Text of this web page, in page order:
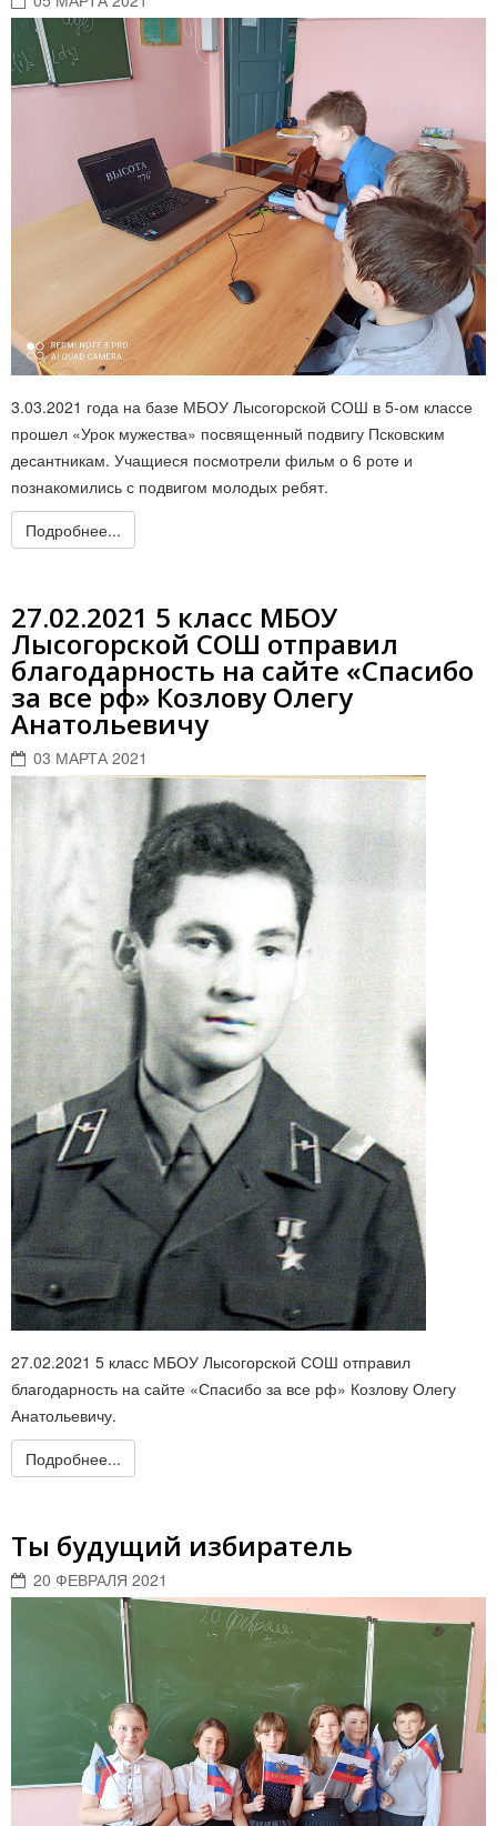
3.03.2021 года на базе МБОУ Лысогорской СОШ в 5-ом классе
прошел «Урок мужества» посвященный подвигу Псковским
десантникам. Учащиеся посмотрели фильм о 6 роте и
познакомились с подвигом молодых ребят.
Подробнее...
27.02.2021 5 класс МБОУ
Лысогорской СОШ отправил
благодарность на сайте «Спасибо
за все рф» Козлову Олегу
Анатольевичу
03 МАРТА 2021
27.02.2021 5 класс МБОУ Лысогорской СОШ отправил
благодарность на сайте «Спасибо за все рф» Козлову Олегу
Анатольевичу.
Подробнее...
Ты будущий избиратель
20 ФЕВРАЛЯ 2021